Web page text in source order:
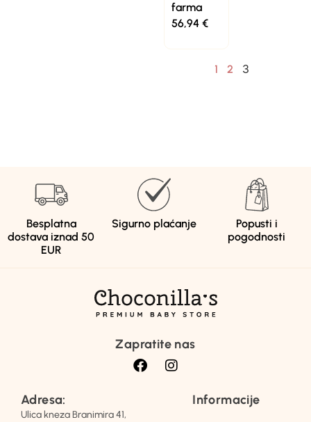
farma
56,94 €
1 2 3
Besplatna
dostava iznad 50
EUR
Sigurno plaćanje
Popusti i
pogodnosti
Zapratite nas
Adresa:
Ulica kneza Branimira 41,
Informacije